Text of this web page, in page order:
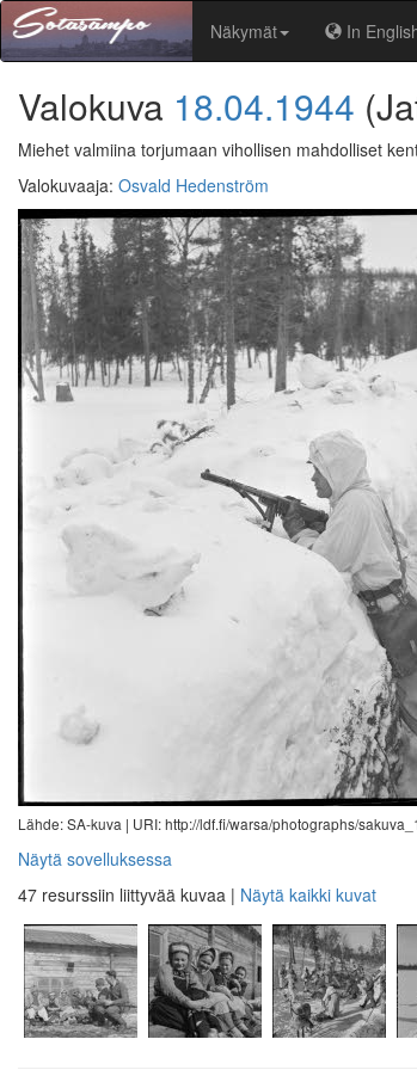
Näkymät In
Valokuva 18.04.1944
Miehet valmiina torjumaan vihollisen mahdolliset
Valokuvaaja: Osvald Hedenström
Lähde: SA-kuva | URI: http://ldf.fi/warsa/photographs/
Näytä sovelluksessa
47 resurssiin liittyvää kuvaa | Näytä kaikki kuvat